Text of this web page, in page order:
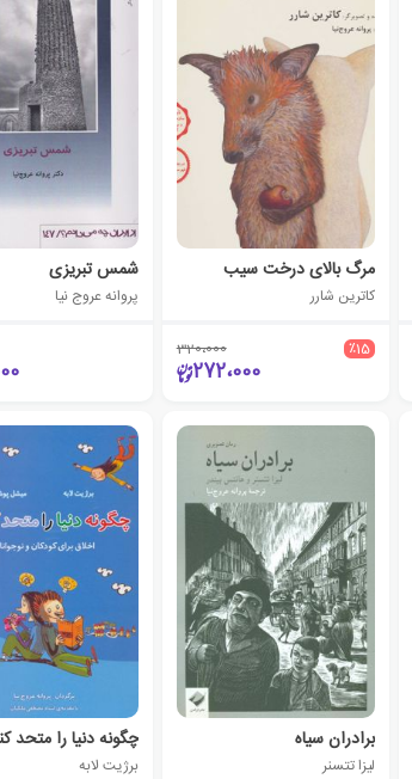
مرگ بالای درخت سیب
کاترین شارر
٪15 320،000
272،000
شمس تبریزی
پروانه عروج نیا
برادران سیاه
لیزا تتسنر
چگونه دنیا را متحد
برژیت لابه